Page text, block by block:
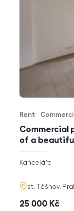
Commercial
of a
Offer type
Rent
Property type
rozměry
disposition
Kanceláře
adresa
st. Těšnov,
cena
25 000 Kč